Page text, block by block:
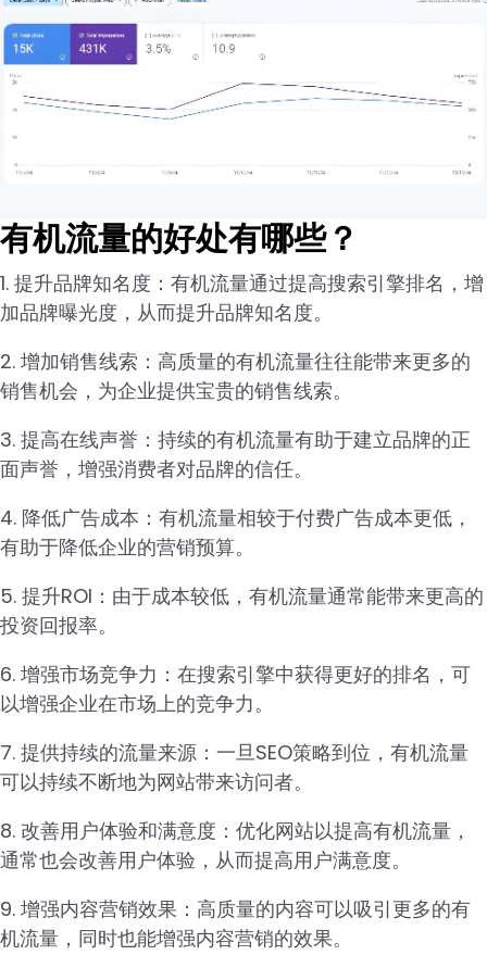
有机流量的好处有哪些？
1. 提升品牌知名度：有机流量通过提高搜索引擎排名，增
加品牌曝光度，从而提升品牌知名度。
2. 增加销售线索：高质量的有机流量往往能带来更多的
销售机会，为企业提供宝贵的销售线索。
3. 提高在线声誉：持续的有机流量有助于建立品牌的正
面声誉，增强消费者对品牌的信任。
4. 降低广告成本：有机流量相较于付费广告成本更低，
有助于降低企业的营销预算。
5. 提升ROI：由于成本较低，有机流量通常能带来更高的
投资回报率。
6. 增强市场竞争力：在搜索引擎中获得更好的排名，可
以增强企业在市场上的竞争力。
7. 提供持续的流量来源：一旦SEO策略到位，有机流量
可以持续不断地为网站带来访问者。
8. 改善用户体验和满意度：优化网站以提高有机流量，
通常也会改善用户体验，从而提高用户满意度。
9. 增强内容营销效果：高质量的内容可以吸引更多的有
机流量，同时也能增强内容营销的效果。